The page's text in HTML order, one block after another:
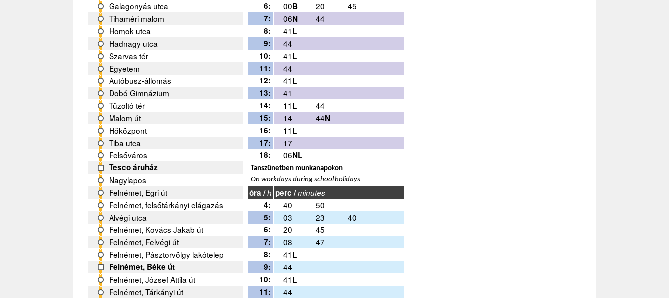
Galagonyás utca
Tihaméri malom
Homok utca
Hadnagy utca
Szarvas tér
Egyetem
Autóbusz-állomás
Dobó Gimnázium
Tűzoltó tér
Malom út
Hőközpont
Tiba utca
Felsőváros
Tesco áruház
Nagylapos
Felnémet, Egri út
Felnémet, felsőtárkányi elágazás
Alvégi utca
Felnémet, Kovács Jakab út
Felnémet, Felvégi út
Felnémet, Pásztorvölgy lakótelep
Felnémet, Béke út
Felnémet, József Attila út
Felnémet, Tárkányi út
6:
00B 20
45
7:
06N
44
8:
41L
9:
44
10:
41L
11:
44
12:
41L
13:
41
14:
11L
44
15:
14 44N
16:
11L
17:
17
18:
06NL
Tanszünetben munkanapokon
On workdays during school holidays
óra /h perc /minutes
4: 40
50
5:
03 23
40
6:
20
45
7:
08
47
8:
41L
9:
44
10:
41L
11:
44